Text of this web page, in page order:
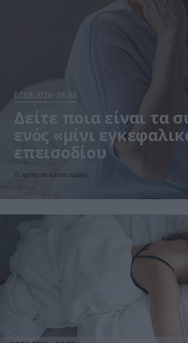
07.08.2026 06:06
Δείτε ποια είναι τα
ενός «μίνι
επεισοδίου
Τι πρέπει να κάνετε αμέσως